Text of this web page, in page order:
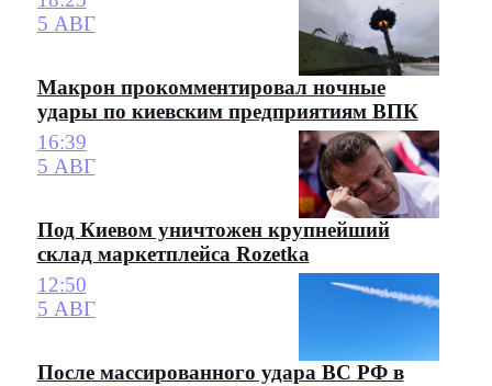
5 АВГ
Макрон прокомментировал ночные
удары по киевским предприятиям ВПК
16:39
5 АВГ
Под Киевом уничтожен крупнейший
склад маркетплейса Rozetka
12:50
5 АВГ
После массированного удара ВС РФ в